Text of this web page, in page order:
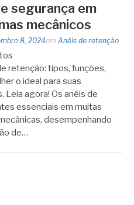
segurança em
mecânicos
8, 2024em Anéis de retenção
retenção: tipos, funções,
o ideal para suas
Leia agora! Os anéis de
essenciais em muitas
desempenhando
de…